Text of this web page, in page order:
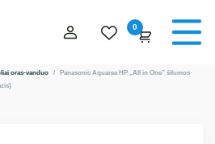
0
oras-vanduo / Panasonic Aquarea HP „All in One” šilumos